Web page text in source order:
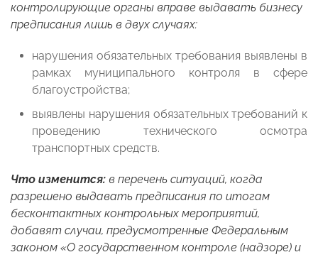
контролирующие органы вправе выдавать бизнесу
предписания лишь в двух случаях:
нарушения обязательных требования выявлены в
рамках муниципального контроля в сфере
благоустройства;
выявлены нарушения обязательных требований к
проведению технического осмотра
транспортных средств.
Что изменится: в перечень ситуаций, когда
разрешено выдавать предписания по итогам
бесконтактных контрольных мероприятий,
добавят случаи, предусмотренные Федеральным
законом «О государственном контроле (надзоре) и